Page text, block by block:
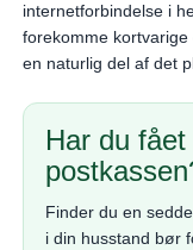
internetforbindelse i
forekomme
en naturlig del af det
Har du
Finder du en
i din husstand bør